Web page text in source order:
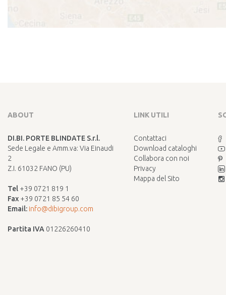
ABOUT
DI.BI. PORTE BLINDATE S.r.l.
Sede Legale e Amm.va: Via Einaudi
2
Z.I. 61032 FANO (PU)
Tel +39 0721 819 1
Fax +39 0721 85 54 60
Email: info@dibigroup.com
Partita IVA 01226260410
LINK UTILI
Contattaci
Download cataloghi
Collabora con noi
Privacy
Mappa del Sito